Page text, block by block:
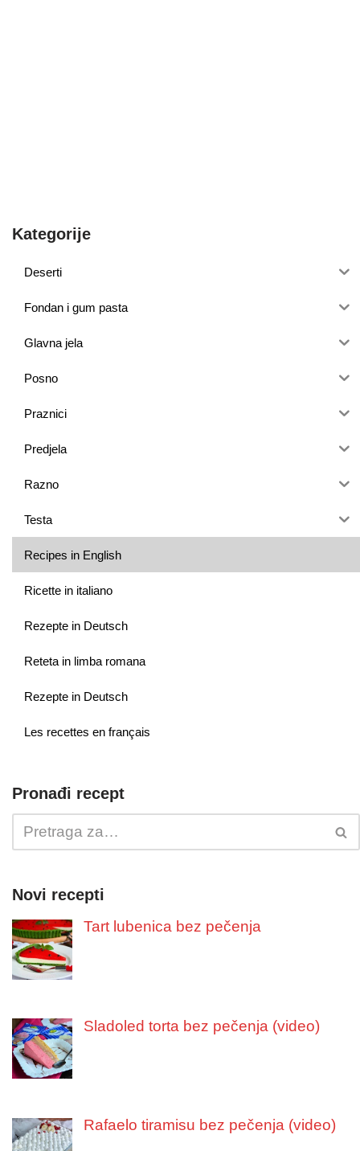
Kategorije
Deserti
Fondan i gum pasta
Glavna jela
Posno
Praznici
Predjela
Razno
Testa
Recipes in English
Ricette in italiano
Rezepte in Deutsch
Reteta in limba romana
Rezepte in Deutsch
Les recettes en français
Pronađi recept
Novi recepti
Tart lubenica bez pečenja
Sladoled torta bez pečenja (video)
Rafaelo tiramisu bez pečenja (video)